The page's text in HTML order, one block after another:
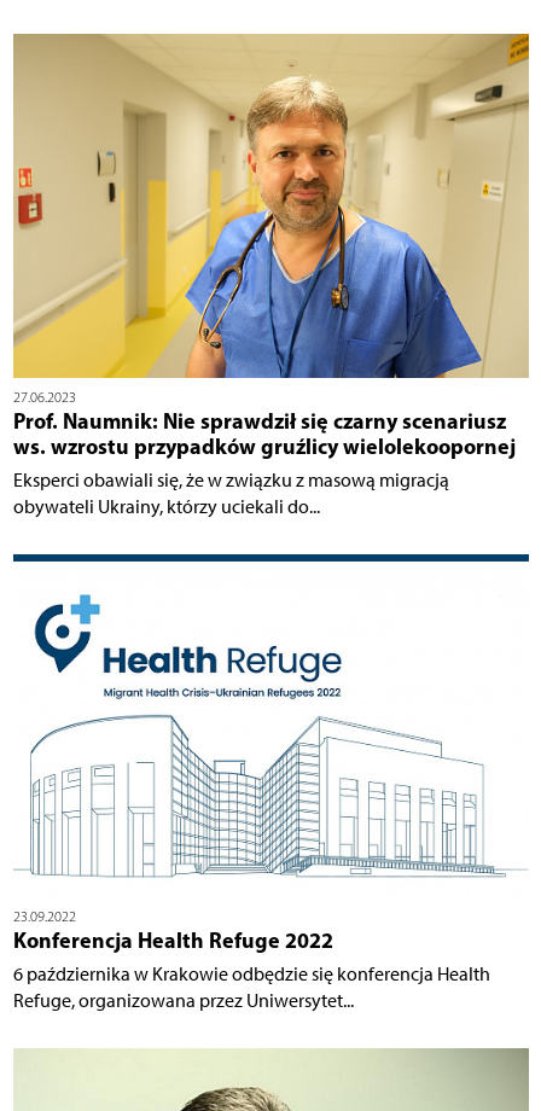
27.06.2023
Prof. Naumnik: Nie sprawdził się czarny scenariusz
ws. wzrostu przypadków gruźlicy wielolekoopornej
Eksperci obawiali się, że w związku z masową migracją
obywateli Ukrainy, którzy uciekali do...
23.09.2022
Konferencja Health Refuge 2022
6 października w Krakowie odbędzie się konferencja Health
Refuge, organizowana przez Uniwersytet...